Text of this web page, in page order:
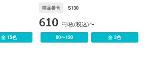
全 15色
商品番号 S130
610 円/枚(税込)〜
80〜120 全 3色